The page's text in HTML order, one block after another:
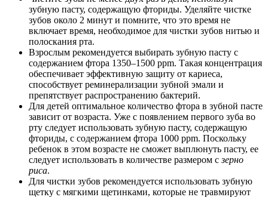
зубную пасту, содержащую фториды. Уделяйте чистке
зубов около 2 минут и помните, что это время не
включает время, необходимое для чистки зубов нитью и
полоскания рта.
Взрослым рекомендуется выбирать зубную пасту с
содержанием фтора 1350–1500 ppm. Такая концентрация
обеспечивает эффективную защиту от кариеса,
способствует реминерализации зубной эмали и
препятствует распространению бактерий.
Для детей оптимальное количество фтора в зубной пасте
зависит от возраста. Уже с появлением первого зуба во
рту следует использовать зубную пасту, содержащую
фториды, с содержанием фтора 1000 ppm. Поскольку
ребенок в этом возрасте не сможет выплюнуть пасту, ее
следует использовать в количестве размером сзерно
риса.
Для чистки зубов рекомендуется использовать зубную
щетку с мягкими щетинками, которые не травмируют